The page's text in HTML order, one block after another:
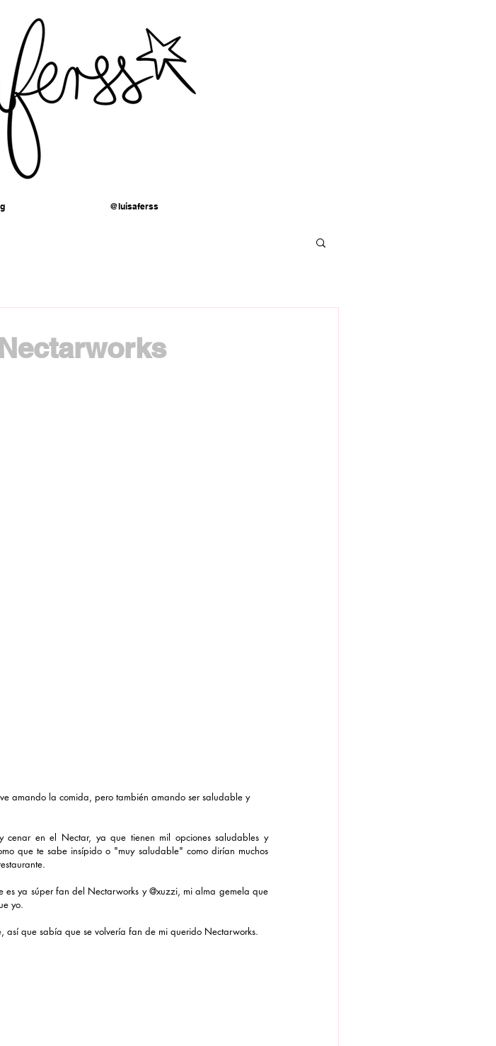
@luisaferss
amando la comida, pero también amando ser saludable y
cenar en el Nectar, ya que tienen mil opciones saludables y
que te sabe insípido o "muy saludable" como dirían muchos
es ya súper fan del Nectarworks y @xuzzi, mi alma gemela que
yo.
así que sabía que se volvería fan de mi querido Nectarworks.